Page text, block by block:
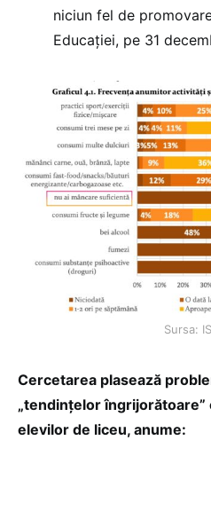
niciun fel de
Educației, pe 31
Sursa:
Cercetarea plasează
„tendințelor îngrijorătoare”
elevilor de liceu, anume: